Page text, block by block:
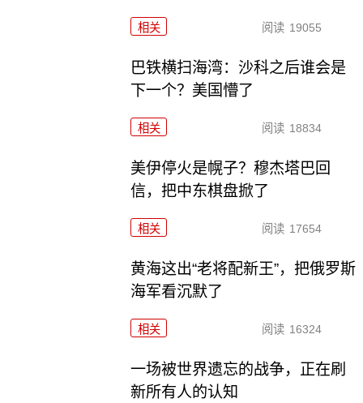
相关 阅读 19055
巴铁横扫海湾：沙科之后谁会是
下一个？美国懵了
相关 阅读 18834
美伊停火是幌子？穆杰塔巴回
信，把中东棋盘掀了
相关 阅读 17654
黄海这出“老将配新王”，把俄罗斯
海军看沉默了
相关 阅读 16324
一场被世界遗忘的战争，正在刷
新所有人的认知